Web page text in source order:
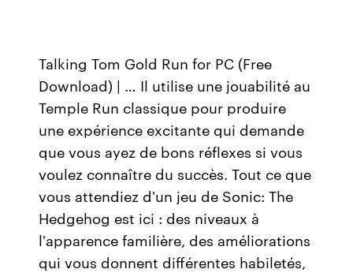
Talking Tom Gold Run for PC (Free
Download) | … Il utilise une jouabilité au
Temple Run classique pour produire
une expérience excitante qui demande
que vous ayez de bons réflexes si vous
voulez connaître du succès. Tout ce que
vous attendiez d'un jeu de Sonic: The
Hedgehog est ici : des niveaux à
l'apparence familière, des améliorations
qui vous donnent différentes habiletés,